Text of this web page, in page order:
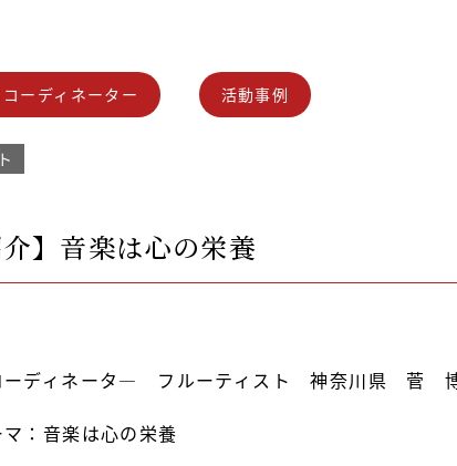
ーディネーター 活動事例
介】音楽は心の栄養
ーディネータ― フルーティスト 神奈川県 菅
：音楽は心の栄養